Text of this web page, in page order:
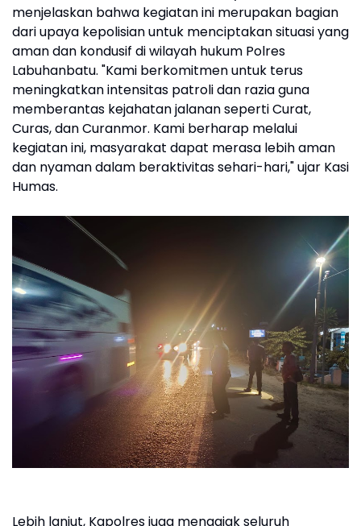
menjelaskan bahwa kegiatan ini merupakan bagian
dari upaya kepolisian untuk menciptakan situasi yang
aman dan kondusif di wilayah hukum Polres
Labuhanbatu. "Kami berkomitmen untuk terus
meningkatkan intensitas patroli dan razia guna
memberantas kejahatan jalanan seperti Curat,
Curas, dan Curanmor. Kami berharap melalui
kegiatan ini, masyarakat dapat merasa lebih aman
dan nyaman dalam beraktivitas sehari-hari," ujar Kasi
Humas.
Lebih lanjut, Kapolres juga mengajak seluruh